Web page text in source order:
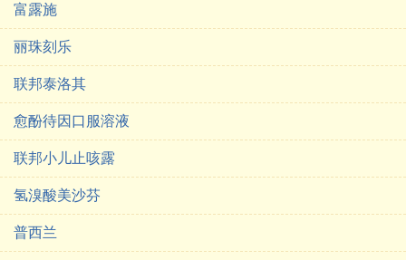
富露施
丽珠刻乐
联邦泰洛其
愈酚待因口服溶液
联邦小儿止咳露
氢溴酸美沙芬
普西兰